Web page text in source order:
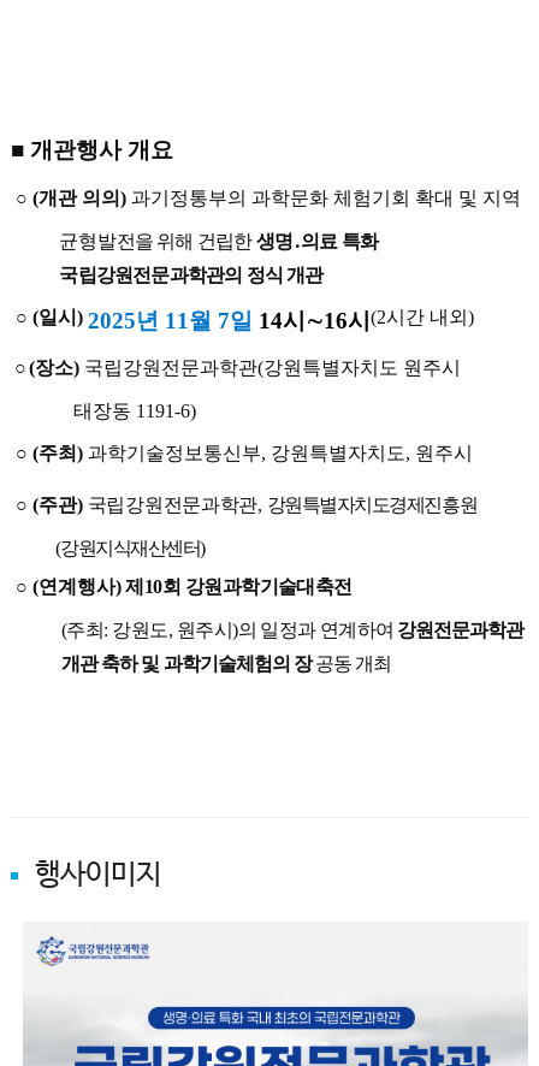
■ 개관행사 개요
○ (개관 의의 ) 과기정통부의 과학문화 체험기회 확대 및 지역
균형발전을 위해 건립한생명․의료 특화
국립강원전문과학관의 정식 개관
○ (일시 ) 2025년 11월 7일 14시 ∼16시 (2시간 내외 )
○ (장소) 국립강원전문과학관(강원특별자치도 원주시
태장동 1191-6)
○ (주최 ) 과학기술정보통신부, 강원특별자치도, 원주시
○ (주관) 국립강원전문과학관, 강원특별자치도경제진흥원
(강원지식재산센터)
○ (연계행사) 제 10회 강원과학기술대축전
(주최 : 강원도, 원주시)의 일정과 연계하여 강원전문과학관
개관 축하 및 과학기술체험의 장 공동 개최
행사이미지